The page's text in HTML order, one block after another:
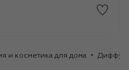
и косметика для дома